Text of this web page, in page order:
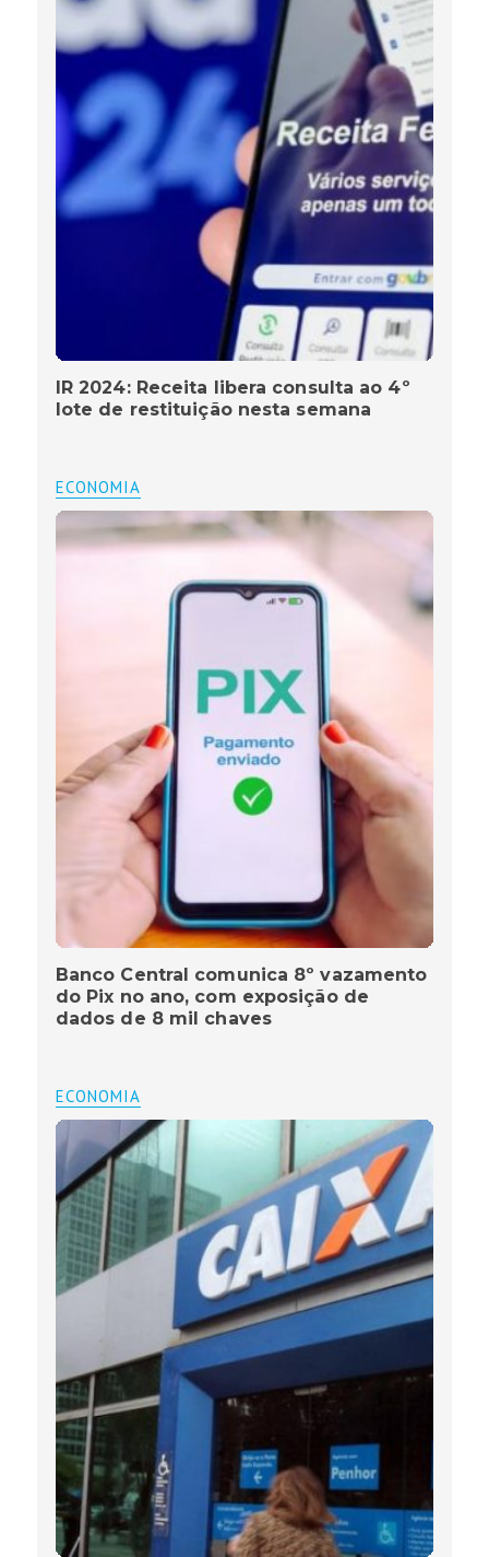
IR 2024: Receita libera consulta ao 4º
lote de restituição nesta semana
ECONOMIA
Banco Central comunica 8º vazamento
do Pix no ano, com exposição de
dados de 8 mil chaves
ECONOMIA